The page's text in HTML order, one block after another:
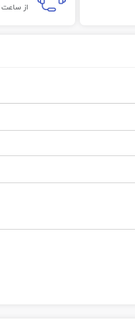
از ساعت 9 تا 18